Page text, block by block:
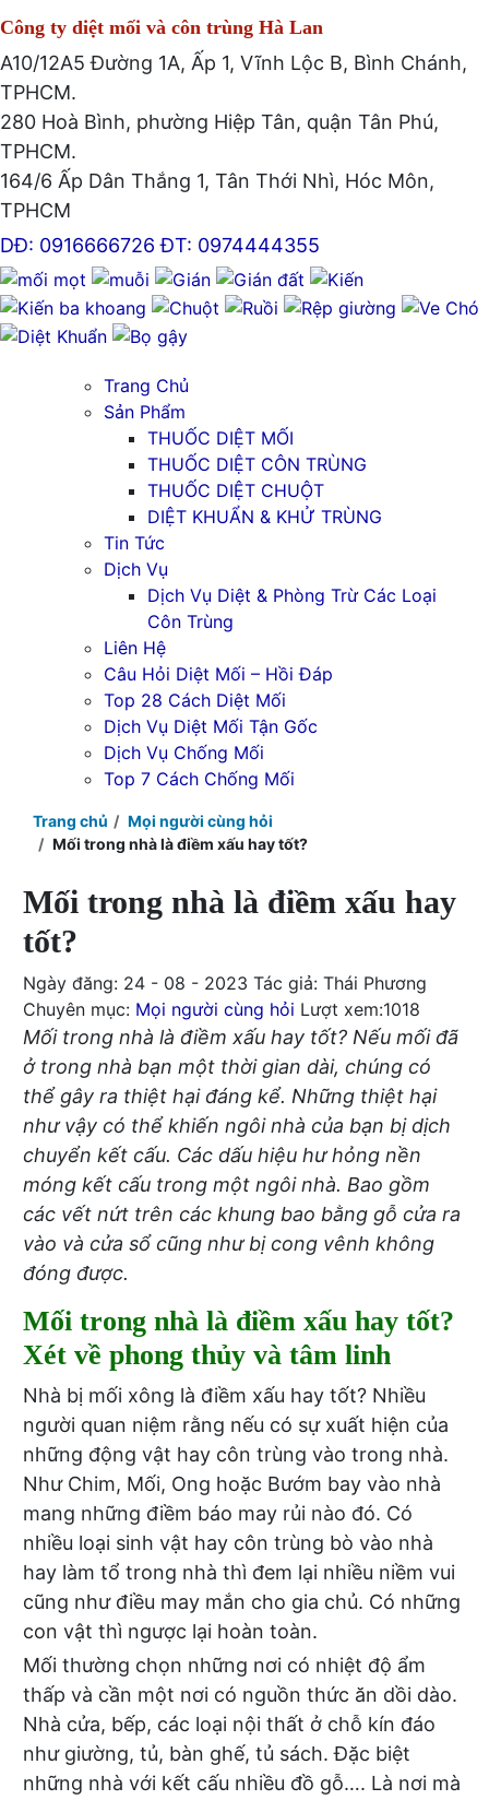
Công ty diệt mối và côn trùng Hà Lan
A10/12A5 Đường 1A, Ấp 1, Vĩnh Lộc B, Bình Chánh,
TPHCM.
280 Hoà Bình, phường Hiệp Tân, quận Tân Phú,
TPHCM.
164/6 Ấp Dân Thắng 1, Tân Thới Nhì, Hóc Môn,
TPHCM
DĐ: 0916666726 ĐT: 0974444355
Trang Chủ
Sản Phẩm
THUỐC DIỆT MỐI
THUỐC DIỆT CÔN TRÙNG
THUỐC DIỆT CHUỘT
DIỆT KHUẨN & KHỬ TRÙNG
Tin Tức
Dịch Vụ
Dịch Vụ Diệt & Phòng Trừ Các Loại
Côn Trùng
Liên Hệ
Câu Hỏi Diệt Mối – Hồi Đáp
Top 28 Cách Diệt Mối
Dịch Vụ Diệt Mối Tận Gốc
Dịch Vụ Chống Mối
Top 7 Cách Chống Mối
Trang chủ
Mọi người cùng hỏi
Mối trong nhà là điềm xấu hay tốt?
Mối trong nhà là điềm xấu hay
tốt?
Ngày đăng: 24 - 08 - 2023 Tác giả: Thái Phương
Chuyên mục: Mọi người cùng hỏi Lượt xem:1018
Mối trong nhà là điềm xấu hay tốt? Nếu mối đã
ở trong nhà bạn một thời gian dài, chúng có
thể gây ra thiệt hại đáng kể. Những thiệt hại
như vậy có thể khiến ngôi nhà của bạn bị dịch
chuyển kết cấu. Các dấu hiệu hư hỏng nền
móng kết cấu trong một ngôi nhà. Bao gồm
các vết nứt trên các khung bao bằng gỗ cửa ra
vào và cửa sổ cũng như bị cong vênh không
đóng được.
Mối trong nhà là điềm xấu hay tốt?
Xét về phong thủy và tâm linh
Nhà bị mối xông là điềm xấu hay tốt? Nhiều
người quan niệm rằng nếu có sự xuất hiện của
những động vật hay côn trùng vào trong nhà.
Như Chim, Mối, Ong hoặc Bướm bay vào nhà
mang những điềm báo may rủi nào đó. Có
nhiều loại sinh vật hay côn trùng bò vào nhà
hay làm tổ trong nhà thì đem lại nhiều niềm vui
cũng như điều may mắn cho gia chủ. Có những
con vật thì ngược lại hoàn toàn.
Mối thường chọn những nơi có nhiệt độ ẩm
thấp và cần một nơi có nguồn thức ăn dồi dào.
Nhà cửa, bếp, các loại nội thất ở chỗ kín đáo
như giường, tủ, bàn ghế, tủ sách. Đặc biệt
những nhà với kết cấu nhiều đồ gỗ…. Là nơi mà